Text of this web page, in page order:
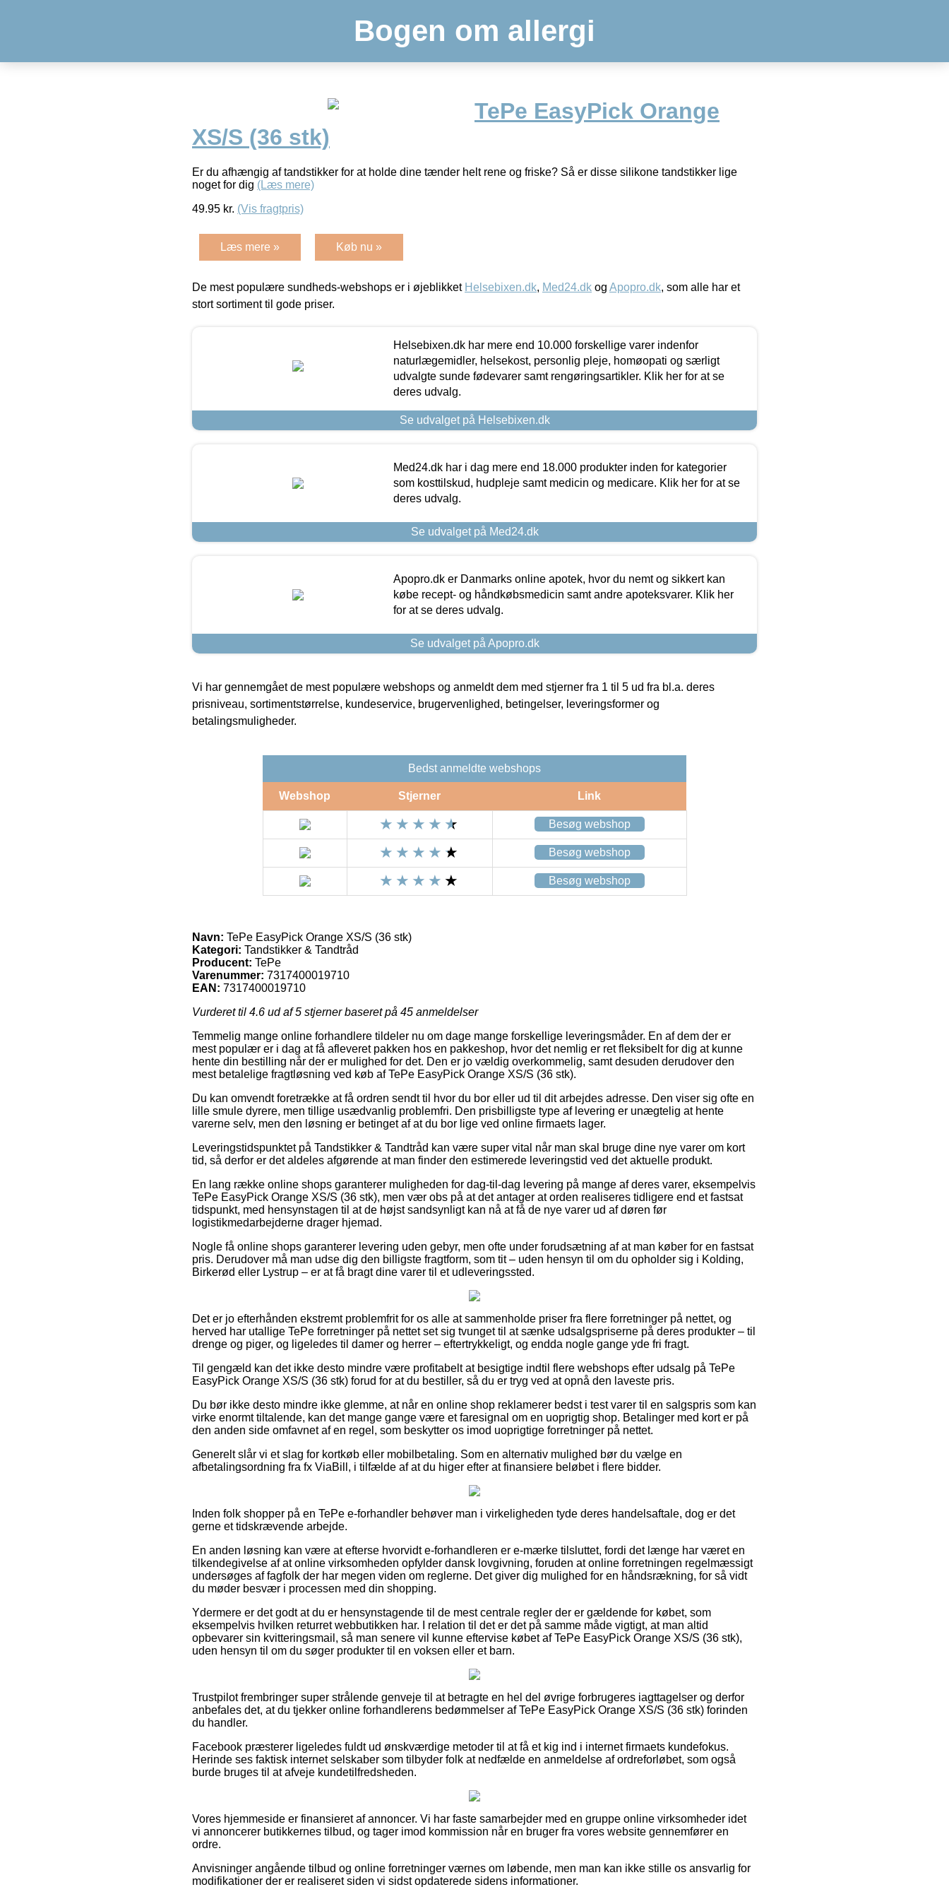
Bogen om allergi
TePe EasyPick Orange
XS/S (36 stk)
Er du afhængig af tandstikker for at holde dine tænder helt rene og friske? Så er disse silikone tandstikker lige
noget for dig (Læs mere)
49.95 kr. (Vis fragtpris)
Læs mere » Køb nu »
De mest populære sundheds-webshops er i øjeblikket Helsebixen.dk, Med24.dk og Apopro.dk, som alle har et
stort sortiment til gode priser.
Helsebixen.dk har mere end 10.000 forskellige varer indenfor
naturlægemidler, helsekost, personlig pleje, homøopati og særligt
udvalgte sunde fødevarer samt rengøringsartikler. Klik her for at se
deres udvalg.
Se udvalget på Helsebixen.dk
Med24.dk har i dag mere end 18.000 produkter inden for kategorier
som kosttilskud, hudpleje samt medicin og medicare. Klik her for at se
deres udvalg.
Se udvalget på Med24.dk
Apopro.dk er Danmarks online apotek, hvor du nemt og sikkert kan
købe recept- og håndkøbsmedicin samt andre apoteksvarer. Klik her
for at se deres udvalg.
Se udvalget på Apopro.dk
Vi har gennemgået de mest populære webshops og anmeldt dem med stjerner fra 1 til 5 ud fra bl.a. deres
prisniveau, sortimentstørrelse, kundeservice, brugervenlighed, betingelser, leveringsformer og
betalingsmuligheder.
Bedst anmeldte webshops
Webshop Stjerner Link
Besøg webshop
Besøg webshop
Besøg webshop
Navn: TePe EasyPick Orange XS/S (36 stk)
Kategori: Tandstikker & Tandtråd
Producent: TePe
Varenummer: 7317400019710
EAN: 7317400019710
Vurderet til 4.6 ud af 5 stjerner baseret på 45 anmeldelser
Temmelig mange online forhandlere tildeler nu om dage mange forskellige leveringsmåder. En af dem der er
mest populær er i dag at få afleveret pakken hos en pakkeshop, hvor det nemlig er ret fleksibelt for dig at kunne
hente din bestilling når der er mulighed for det. Den er jo vældig overkommelig, samt desuden derudover den
mest betalelige fragtløsning ved køb af TePe EasyPick Orange XS/S (36 stk).
Du kan omvendt foretrække at få ordren sendt til hvor du bor eller ud til dit arbejdes adresse. Den viser sig ofte en
lille smule dyrere, men tillige usædvanlig problemfri. Den prisbilligste type af levering er unægtelig at hente
varerne selv, men den løsning er betinget af at du bor lige ved online firmaets lager.
Leveringstidspunktet på Tandstikker & Tandtråd kan være super vital når man skal bruge dine nye varer om kort
tid, så derfor er det aldeles afgørende at man finder den estimerede leveringstid ved det aktuelle produkt.
En lang række online shops garanterer muligheden for dag-til-dag levering på mange af deres varer, eksempelvis
TePe EasyPick Orange XS/S (36 stk), men vær obs på at det antager at orden realiseres tidligere end et fastsat
tidspunkt, med hensynstagen til at de højst sandsynligt kan nå at få de nye varer ud af døren før
logistikmedarbejderne drager hjemad.
Nogle få online shops garanterer levering uden gebyr, men ofte under forudsætning af at man køber for en fastsat
pris. Derudover må man udse dig den billigste fragtform, som tit – uden hensyn til om du opholder sig i Kolding,
Birkerød eller Lystrup – er at få bragt dine varer til et udleveringssted.
Det er jo efterhånden ekstremt problemfrit for os alle at sammenholde priser fra flere forretninger på nettet, og
herved har utallige TePe forretninger på nettet set sig tvunget til at sænke udsalgspriserne på deres produkter – til
drenge og piger, og ligeledes til damer og herrer – eftertrykkeligt, og endda nogle gange yde fri fragt.
Til gengæld kan det ikke desto mindre være profitabelt at besigtige indtil flere webshops efter udsalg på TePe
EasyPick Orange XS/S (36 stk) forud for at du bestiller, så du er tryg ved at opnå den laveste pris.
Du bør ikke desto mindre ikke glemme, at når en online shop reklamerer bedst i test varer til en salgspris som kan
virke enormt tiltalende, kan det mange gange være et faresignal om en uoprigtig shop. Betalinger med kort er på
den anden side omfavnet af en regel, som beskytter os imod uoprigtige forretninger på nettet.
Generelt slår vi et slag for kortkøb eller mobilbetaling. Som en alternativ mulighed bør du vælge en
afbetalingsordning fra fx ViaBill, i tilfælde af at du higer efter at finansiere beløbet i flere bidder.
Inden folk shopper på en TePe e-forhandler behøver man i virkeligheden tyde deres handelsaftale, dog er det
gerne et tidskrævende arbejde.
En anden løsning kan være at efterse hvorvidt e-forhandleren er e-mærke tilsluttet, fordi det længe har været en
tilkendegivelse af at online virksomheden opfylder dansk lovgivning, foruden at online forretningen regelmæssigt
undersøges af fagfolk der har megen viden om reglerne. Det giver dig mulighed for en håndsrækning, for så vidt
du møder besvær i processen med din shopping.
Ydermere er det godt at du er hensynstagende til de mest centrale regler der er gældende for købet, som
eksempelvis hvilken returret webbutikken har. I relation til det er det på samme måde vigtigt, at man altid
opbevarer sin kvitteringsmail, så man senere vil kunne eftervise købet af TePe EasyPick Orange XS/S (36 stk),
uden hensyn til om du søger produkter til en voksen eller et barn.
Trustpilot frembringer super strålende genveje til at betragte en hel del øvrige forbrugeres iagttagelser og derfor
anbefales det, at du tjekker online forhandlerens bedømmelser af TePe EasyPick Orange XS/S (36 stk) forinden
du handler.
Facebook præsterer ligeledes fuldt ud ønskværdige metoder til at få et kig ind i internet firmaets kundefokus.
Herinde ses faktisk internet selskaber som tilbyder folk at nedfælde en anmeldelse af ordreforløbet, som også
burde bruges til at afveje kundetilfredsheden.
Vores hjemmeside er finansieret af annoncer. Vi har faste samarbejder med en gruppe online virksomheder idet
vi annoncerer butikkernes tilbud, og tager imod kommission når en bruger fra vores website gennemfører en
ordre.
Anvisninger angående tilbud og online forretninger værnes om løbende, men man kan ikke stille os ansvarlig for
modifikationer der er realiseret siden vi sidst opdaterede sidens informationer.